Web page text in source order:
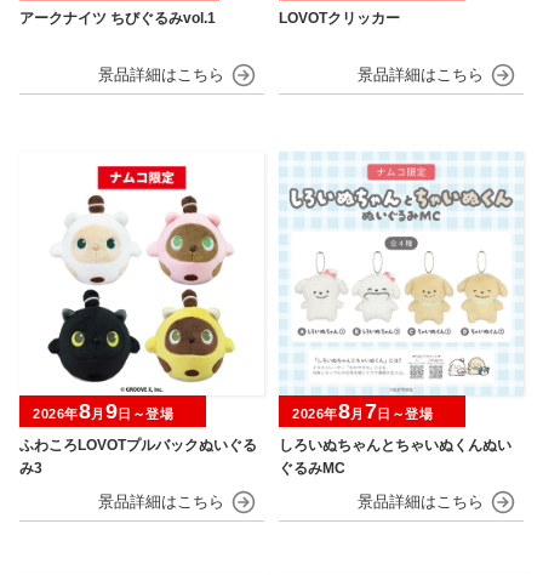
アークナイツ ちびぐるみvol.1 LOVOTクリッカー
ふわころLOVOTプルバックぬいぐる
み3
2026年8月 9日～登場
しろいぬちゃんとちゃいぬくんぬい
ぐるみMC
2026年8月 7日～登場